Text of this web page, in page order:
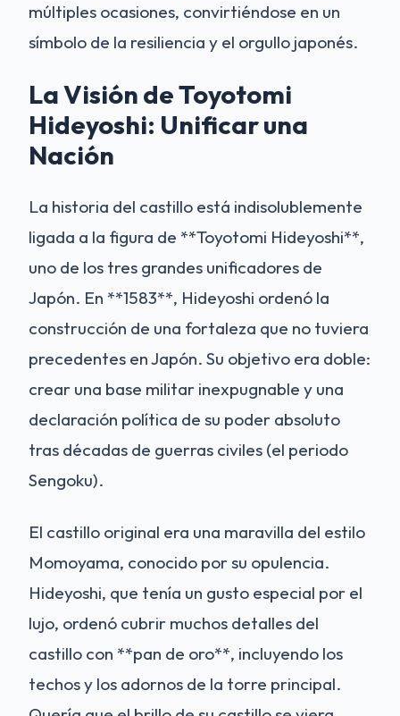
múltiples ocasiones, convirtiéndose en un
símbolo de la resiliencia y el orgullo japonés.
La Visión de Toyotomi
Hideyoshi: Unificar una
Nación
La historia del castillo está indisolublemente
ligada a la figura de **Toyotomi Hideyoshi**,
uno de los tres grandes unificadores de
Japón. En **1583**, Hideyoshi ordenó la
construcción de una fortaleza que no tuviera
precedentes en Japón. Su objetivo era doble:
crear una base militar inexpugnable y una
declaración política de su poder absoluto
tras décadas de guerras civiles (el periodo
Sengoku).
El castillo original era una maravilla del estilo
Momoyama, conocido por su opulencia.
Hideyoshi, que tenía un gusto especial por el
lujo, ordenó cubrir muchos detalles del
castillo con **pan de oro**, incluyendo los
techos y los adornos de la torre principal.